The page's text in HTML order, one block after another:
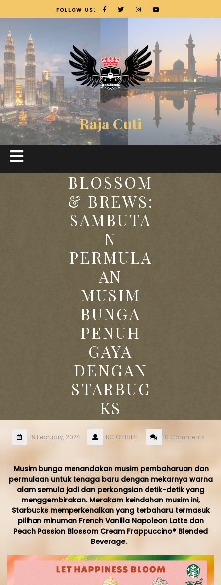
FOLLOW US:
Raja Cuti
BLOSSOM
& BREWS:
SAMBUTA
N
PERMULA
AN
MUSIM
BUNGA
PENUH
GAYA
DENGAN
STARBUC
KS
19 February, 2024 RC.Off1c14L 0 Comments
Musim bunga menandakan musim pembaharuan dan
permulaan untuk tenaga baru dengan mekarnya warna
alam semula jadi dan perkongsian detik-detik yang
menggembirakan. Merakam keindahan musim ini,
Starbucks memperkenalkan yang terbaharu termasuk
pilihan minuman French Vanilla Napoleon Latte dan
Peach Passion Blossom Cream Frappuccino® Blended
Beverage.